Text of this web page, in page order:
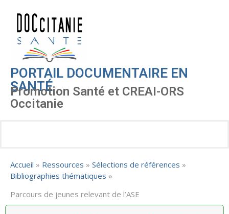
PORTAIL DOCUMENTAIRE EN
SANTÉ
Promotion Santé et CREAI-ORS
Occitanie
Accueil » Ressources » Sélections de références »
Bibliographies thématiques »
Parcours de jeunes relevant de l’ASE